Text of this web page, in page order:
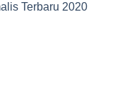
Terbaru 2020